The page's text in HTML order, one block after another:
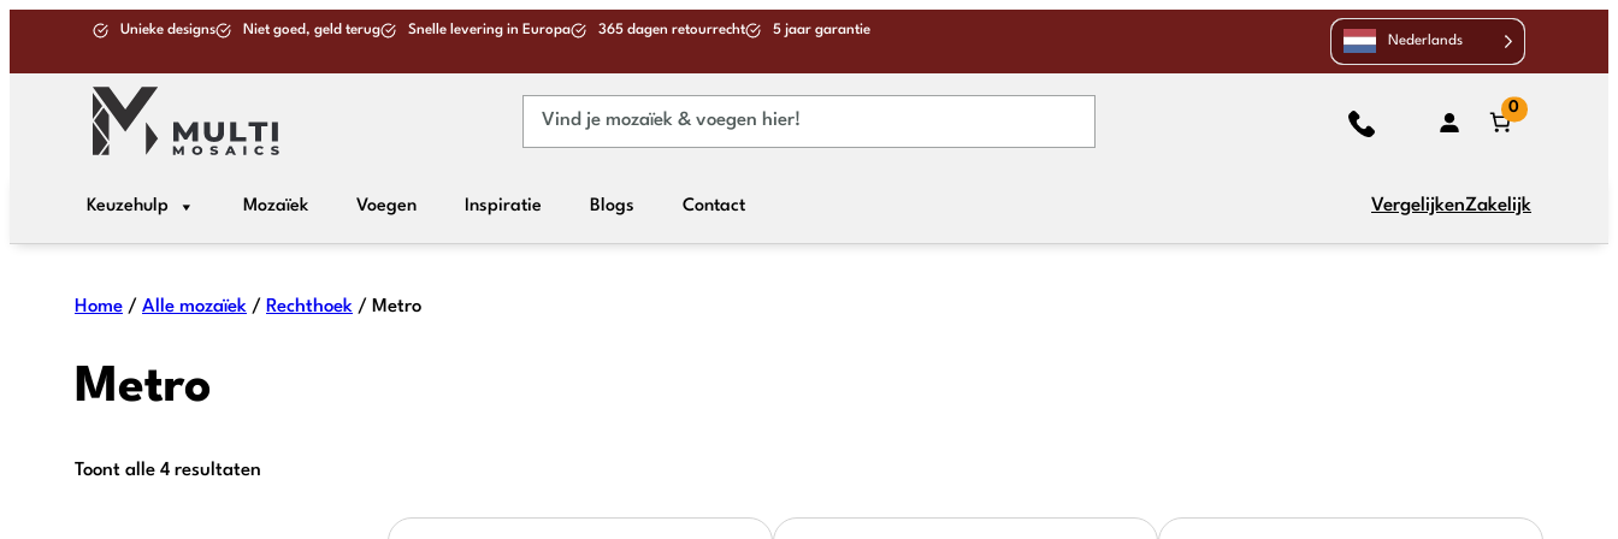
Unieke designs Niet goed, geld terug Snelle levering in Europa 365 dagen retourrecht 5 jaar garantie
Nederlands
0
Keuzehulp Mozaïek Voegen Inspiratie Blogs Contact VergelijkenZakelijk
Home / Alle mozaïek / Rechthoek / Metro
Metro
Toont alle 4 resultaten